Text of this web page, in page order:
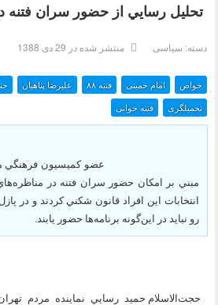
تحليل رسايي از حضور سران فتنه
دسته: سیاسی منتشر شده در 29 دی 1388
خواص امام خمینی فتنه ۸۸ علیرضا پناهیان
فتنه خوانی
تحمیلگری
عضو كميسيون فرهنگي
مبني بر امكان حضور سران فتنه در
انتخابات اين افراد قانون شكني كردند و در
رو نبايد در اين‌گونه برنامه‌ها حضور يابند.
حجت‌الاسلام حميد رسايي نماينده مردم